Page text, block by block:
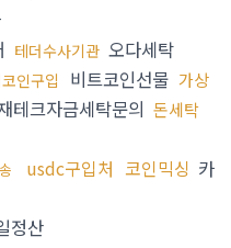
테더수사기관 오다세탁
인구입 비트코인선물 가상
테크자금세탁문의 돈세탁
usdc구입처 코인믹싱 카
정산